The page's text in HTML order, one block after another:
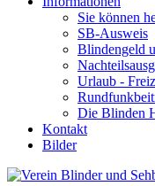
Sie können
SB-Ausweis
Blindengeld
Urlaub -
Die Blinden
Kontakt
Bilder